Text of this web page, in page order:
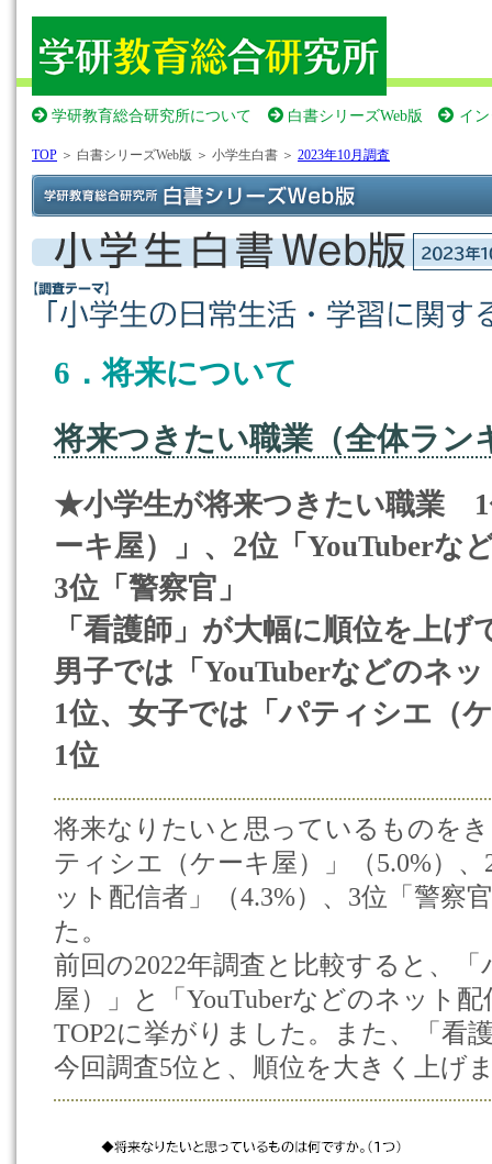
学研教育総合研究所について 白書シリーズWeb版 イ
TOP ＞ 白書シリーズWeb版 ＞ 小学生白書 ＞ 2023年10月調査
6．将来について
将来つきたい職業（全体ラン
★小学生が将来つきたい職業 1
ーキ屋）」、2位「YouTuberな
3位「警察官」
「看護師」が大幅に順位を上
男子では「YouTuberなどのネ
1位、女子では「パティシエ（
1位
将来なりたいと思っているものを
ティシエ（ケーキ屋）」（5.0%）、
ット配信者」（4.3%）、3位「警察
た。
前回の2022年調査と比較すると、
屋）」と「YouTuberなどのネット
TOP2に挙がりました。また、「看
今回調査5位と、順位を大きく上げ